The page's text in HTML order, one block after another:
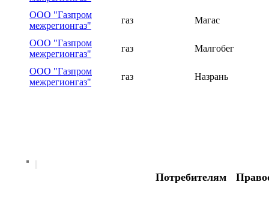
ООО "Газпром
межрегионгаз"
газ Магас
ООО "Газпром
межрегионгаз"
газ Малгобег
ООО "Газпром
межрегионгаз"
газ Назрань
Потребителям